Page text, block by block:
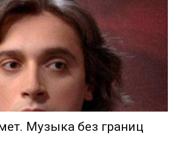
Музыка без границ